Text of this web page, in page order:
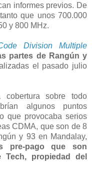
informes previos. De
que unos 700.000
y 800 MHz.
Division Multiple
partes de Rangún y
el pasado julio
sobre todo
algunos puntos
que provocaba serios
CDMA, que son de 8
y 93 en Mandalay,
pre-pago que son
propiedad del